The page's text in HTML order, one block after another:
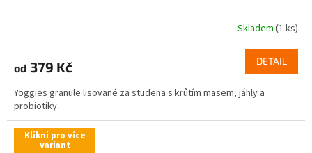
Skladem (1 ks)
od 379 Kč DETAIL
Yoggies granule lisované za studena s krůtím masem, jáhly a
probiotiky.
Klikni pro více
variant